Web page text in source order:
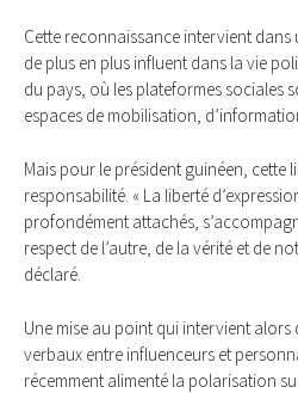
Cette reconnaissance intervient
de plus en plus influent dans la vie
du pays, où les plateformes sociales
espaces de mobilisation,
Mais pour le président guinéen, cette
responsabilité. « La liberté
profondément attachés,
respect de l’autre, de la vérité et de
déclaré.
Une mise au point qui intervient
verbaux entre influenceurs et
récemment alimenté la polarisation